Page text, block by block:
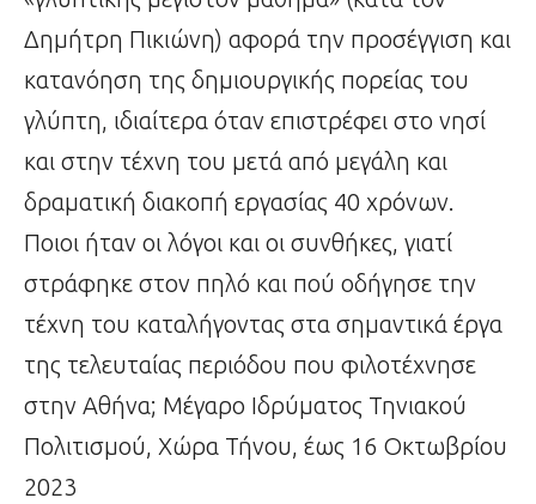
Δημήτρη Πικιώνη) αφορά την προσέγγιση και
κατανόηση της δημιουργικής πορείας του
γλύπτη, ιδιαίτερα όταν επιστρέφει στο νησί
και στην τέχνη του μετά από μεγάλη και
δραματική διακοπή εργασίας 40 χρόνων.
Ποιοι ήταν οι λόγοι και οι συνθήκες, γιατί
στράφηκε στον πηλό και πού οδήγησε την
τέχνη του καταλήγοντας στα σημαντικά έργα
της τελευταίας περιόδου που φιλοτέχνησε
στην Αθήνα; Μέγαρο Ιδρύματος Τηνιακού
Πολιτισμού, Χώρα Τήνου, έως 16 Οκτωβρίου
2023